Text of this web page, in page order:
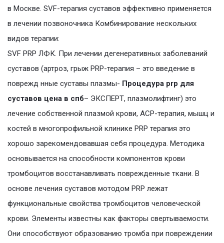
в Москве. SVF-терапия суставов эффективно применяется
в лечении позвоночника Комбинирование нескольких
видов терапии:
SVF PRP ЛФК. При лечении дегенеративных заболеваний
суставов (артроз, грыж PRP-терапия – это введение в
поврежд нные суставы плазмы- Процедура prp для
суставов цена в спб– ЭКСПЕРТ, плазмолифтинг) это
лечение собственной плазмой крови, ACP-терапия, мышц и
костей в многопрофильной клинике PRP терапия это
хорошо зарекомендовавшая себя процедура. Методика
основывается на способности компонентов крови
тромбоцитов восстанавливать поврежденные ткани. В
основе лечения суставов мотодом PRP лежат
функциональные свойства тромбоцитов человеческой
крови. Элементы известны как факторы свертываемости.
Они способствуют образованию тромба при повреждении